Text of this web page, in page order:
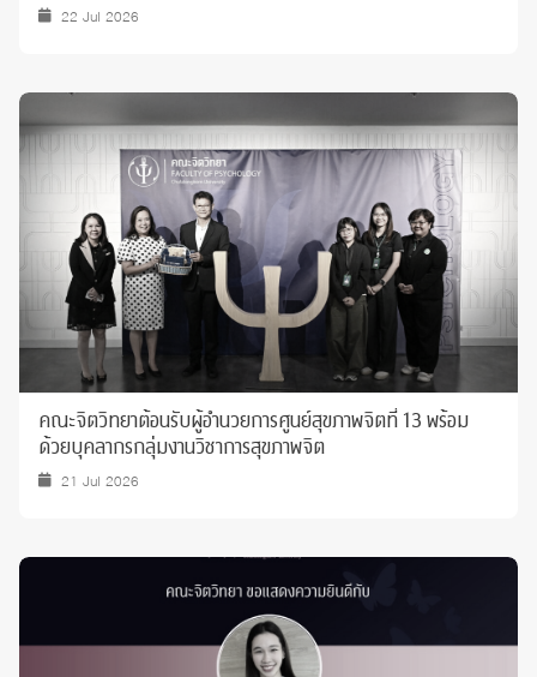
22 Jul 2026
คณะจิตวิทยาต้อนรับผู้อำนวยการศูนย์สุขภาพจิตที่ 13 พร้อม
ด้วยบุคลากรกลุ่มงานวิชาการสุขภาพจิต
21 Jul 2026